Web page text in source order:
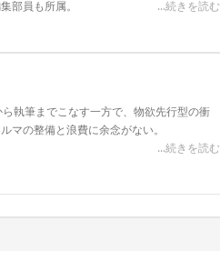
部員も所属。
...続きを読む
執筆までこなす一方で、物欲先行型の衝
マの整備と浪費に余念がない。
...続きを読む